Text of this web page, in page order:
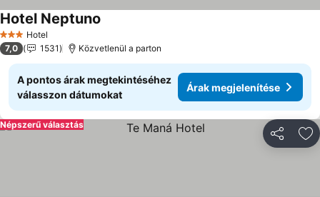
3 Kategória
Hotel
Hotel Neptuno
7,0 1531 Közvetlenül a parton
A pontos árak megtekintéséhez
válasszon dátumokat
Árak megjelenítése
Népszerű választás